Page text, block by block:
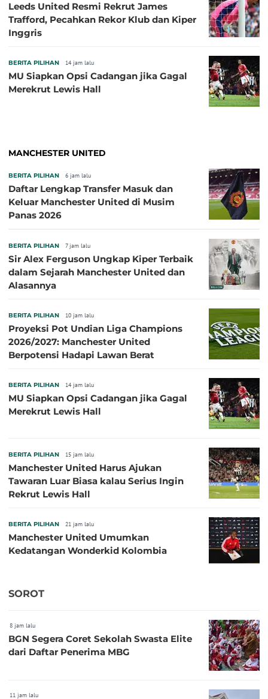
Leeds United Resmi Rekrut James
Trafford, Pecahkan Rekor Klub dan Kiper
Inggris
BERITA PILIHAN 14 jam lalu
MU Siapkan Opsi Cadangan jika Gagal
Merekrut Lewis Hall
MANCHESTER UNITED
BERITA PILIHAN 6 jam lalu
Daftar Lengkap Transfer Masuk dan
Keluar Manchester United di Musim
Panas 2026
BERITA PILIHAN 7 jam lalu
Sir Alex Ferguson Ungkap Kiper Terbaik
dalam Sejarah Manchester United dan
Alasannya
BERITA PILIHAN 10 jam lalu
Proyeksi Pot Undian Liga Champions
2026/2027: Manchester United
Berpotensi Hadapi Lawan Berat
BERITA PILIHAN 14 jam lalu
MU Siapkan Opsi Cadangan jika Gagal
Merekrut Lewis Hall
BERITA PILIHAN 15 jam lalu
Manchester United Harus Ajukan
Tawaran Luar Biasa kalau Serius Ingin
Rekrut Lewis Hall
BERITA PILIHAN 21 jam lalu
Manchester United Umumkan
Kedatangan Wonderkid Kolombia
SOROT
8 jam lalu
BGN Segera Coret Sekolah Swasta Elite
dari Daftar Penerima MBG
11 jam lalu